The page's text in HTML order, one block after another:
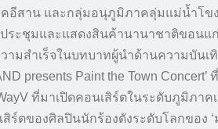
อีสาน และกลุ่มอนุภูมิภาคลุ่มแม่น้ำโข
ะชุมและแสดงสินค้านานาชาติขอนแ
ามสำเร็จในบทบาทผู้นำด้านความบัน
presents Paint the Town
ที่มาเปิดคอนเสิร์ตในระดับภูมิภาค
ร์ตของศิลปินนักร้องดังระดับโลกของ ‘